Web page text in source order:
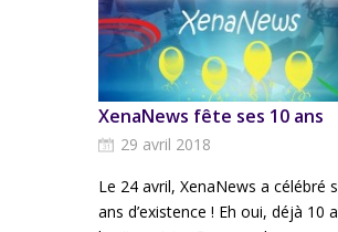
XenaNews fête ses 10 ans
29 avril 2018
Le 24 avril, XenaNews a célébré
ans d’existence ! Eh oui, déjà 10